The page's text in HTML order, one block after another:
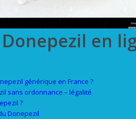
en
générique en France ?
sans ordonnance – légalité
?
Donepezil